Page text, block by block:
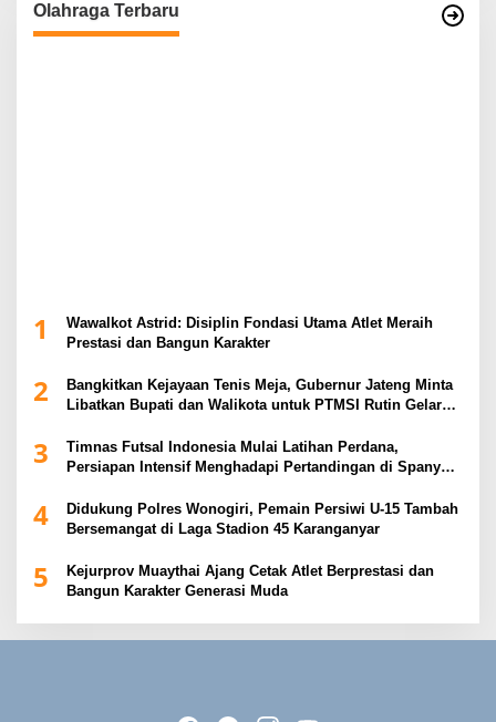
Olahraga Terbaru
1
Wawalkot Astrid: Disiplin Fondasi Utama Atlet Meraih
Prestasi dan Bangun Karakter
2
Bangkitkan Kejayaan Tenis Meja, Gubernur Jateng Minta
Libatkan Bupati dan Walikota untuk PTMSI Rutin Gelar
3
Timnas Futsal Indonesia Mulai Latihan Perdana,
Persiapan Intensif Menghadapi Pertandingan di Spanyol
4
Didukung Polres Wonogiri, Pemain Persiwi U-15 Tambah
Bersemangat di Laga Stadion 45 Karanganyar
5
Kejurprov Muaythai Ajang Cetak Atlet Berprestasi dan
Bangun Karakter Generasi Muda